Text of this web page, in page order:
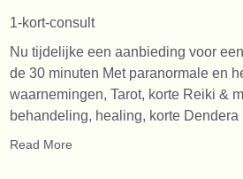
1-kort-consult
Nu tijdelijke een aanbieding voor
de 30 minuten Met paranormale en
waarnemingen, Tarot, korte Reiki &
behandeling, healing, korte Dendera
Read More